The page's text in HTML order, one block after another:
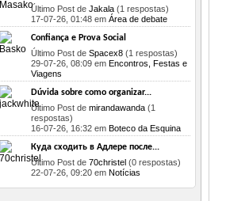
Último Post de Jakala (1 respostas)
17-07-26, 01:48 em Área de debate
Confiança e Prova Social
Último Post de Spacex8 (1 respostas)
29-07-26, 08:09 em Encontros, Festas e
Viagens
Dúvida sobre como organizar...
Último Post de mirandawanda (1
respostas)
16-07-26, 16:32 em Boteco da Esquina
Куда сходить в Адлере после...
Último Post de 70christel (0 respostas)
22-07-26, 09:20 em Notícias